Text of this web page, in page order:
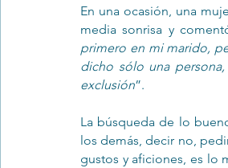
En una ocasión, una
media sonrisa y
primero en mi marido,
dicho sólo una
exclusión”.
La búsqueda de lo
los demás, decir no,
gustos y aficiones, es lo